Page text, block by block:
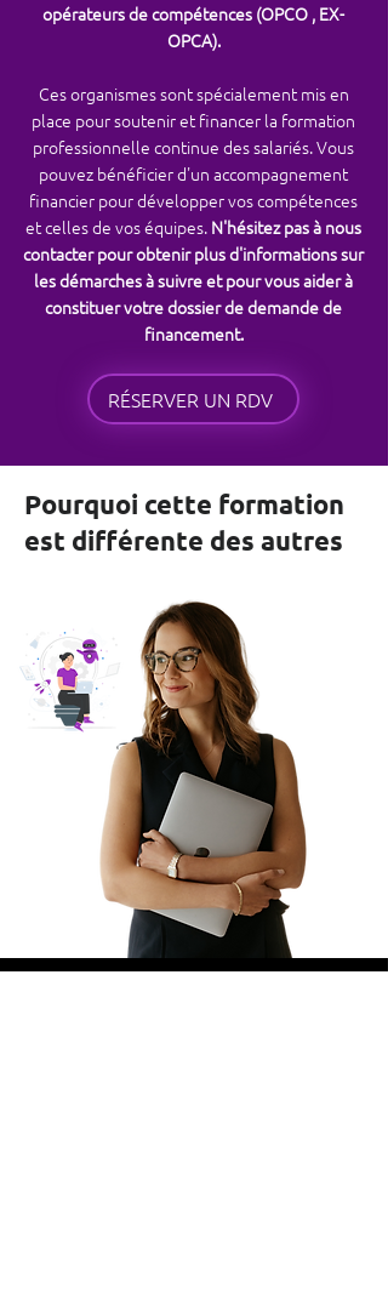
opérateurs de compétences (OPCO , EX-
OPCA).
Ces organismes sont spécialement mis en
place pour soutenir et financer la formation
professionnelle continue des salariés. Vous
pouvez bénéficier d'un accompagnement
financier pour développer vos compétences
et celles de vos équipes. N'hésitez pas à nous
contacter pour obtenir plus d'informations sur
les démarches à suivre et pour vous aider à
constituer votre dossier de demande de
financement.
RÉSERVER UN RDV
Pourquoi cette formation
est différente des autres